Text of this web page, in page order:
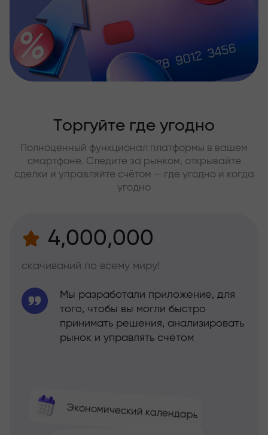
Торгуйте где угодно
Полноценный функционал платформы в вашем
смартфоне. Следите за рынком, открывайте
сделки и управляйте счётом — где угодно и когда
угодно
4,000,000
скачиваний по всему миру!
Экономический календарь
Мы разработали приложение, для
того, чтобы вы могли быстро
принимать решения, анализировать
рынок и управлять счётом